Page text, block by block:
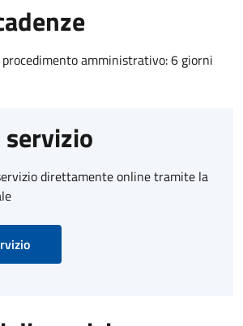
amministrativo: 6 giorni
servizio
direttamente online tramite la